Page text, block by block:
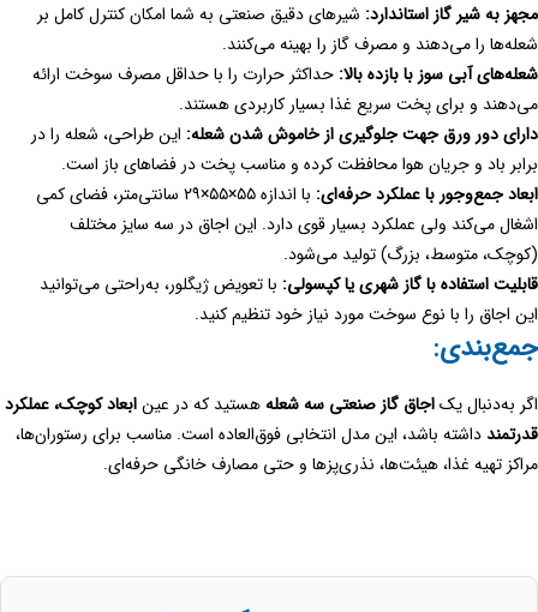
مجهز به شیر گاز استاندارد: شیرهای دقیق صنعتی به شما امکان کنترل کامل بر
شعله‌ها را می‌دهند و مصرف گاز را بهینه می‌کنند.
شعله‌های آبی سوز با بازده بالا: حداکثر حرارت را با حداقل مصرف سوخت ارائه
می‌دهند و برای پخت سریع غذا بسیار کاربردی هستند.
دارای دور ورق جهت جلوگیری از خاموش شدن شعله: این طراحی، شعله را در
برابر باد و جریان هوا محافظت کرده و مناسب پخت در فضاهای باز است.
ابعاد جمع‌وجور با عملکرد حرفه‌ای:
با اندازه ۵۵×۵۵×۲۹ سانتی‌متر، فضای کمی
اشغال می‌کند ولی عملکرد بسیار قوی دارد. این اجاق در سه سایز مختلف
(کوچک، متوسط، بزرگ) تولید می‌شود.
قابلیت استفاده با گاز شهری یا کپسولی: با تعویض ژیگلور، به‌راحتی می‌توانید
این اجاق را با نوع سوخت مورد نیاز خود تنظیم کنید.
جمع‌بندی:
اگر به‌دنبال یکاجاق گاز صنعتی سه شعلههستید که در عینابعاد کوچک، عملکرد
قدرتمندداشته باشد، این مدل انتخابی فوق‌العاده است. مناسب برای رستوران‌ها،
مراکز تهیه غذا، هیئت‌ها، نذری‌پزها و حتی مصارف خانگی حرفه‌ای.